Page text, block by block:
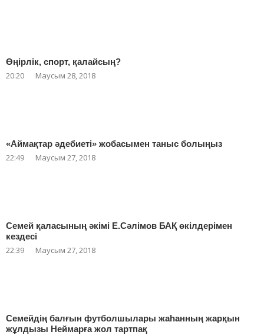
Өңірлік, спорт, қалайсың?
20:20 Маусым 28, 2018
«Аймақтар әдебиеті» жобасымен таныс болыңыз
22:49 Маусым 27, 2018
Семей қаласының әкімі Е.Сәлімов БАҚ өкілдерімен
кездесі
22:39 Маусым 27, 2018
Семейдің балғын футболшылары жаһанның жарқын
жұлдызы Неймарға жол тартпақ